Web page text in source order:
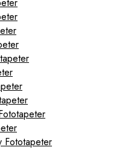
Fototapeter